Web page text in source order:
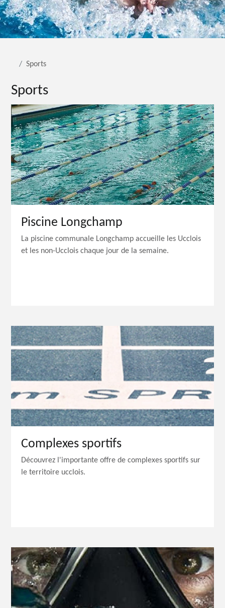
Sports
Sports
Piscine Longchamp
La piscine communale Longchamp accueille les Ucclois
et les non-Ucclois chaque jour de la semaine.
Complexes sportifs
Découvrez l'importante offre de complexes sportifs sur
le territoire ucclois.